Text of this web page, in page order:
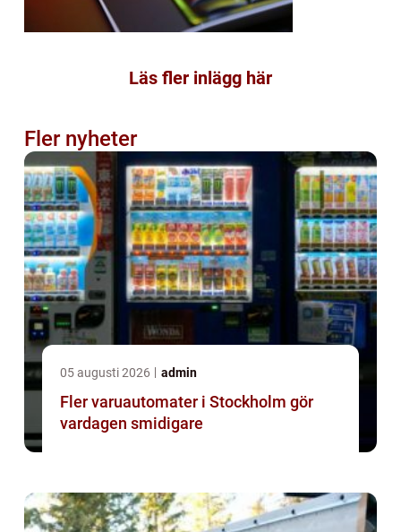
Läs fler inlägg här
Fler nyheter
05 augusti 2026 admin
Fler varuautomater i Stockholm gör
vardagen smidigare